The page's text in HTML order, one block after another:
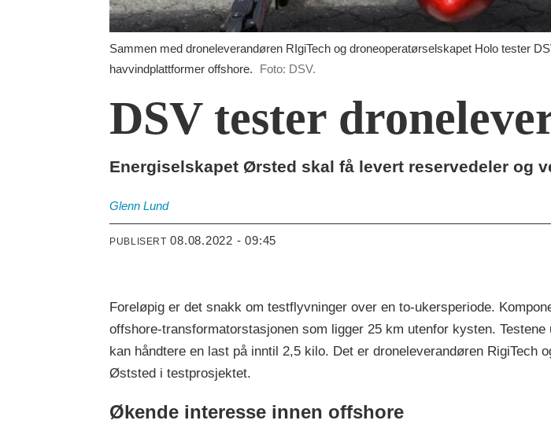
Sammen med droneleverandøren RIgiTech og droneoperatørselskapet Holo tester
havvindplattformer offshore.
Foto: DSV.
DSV tester
Energiselskapet Ørsted skal få levert reservedeler og
Glenn Lund
PUBLISERT 08.08.2022 - 09:45
Foreløpig er det snakk om testflyvninger over en to-ukersperiode.
offshore-transformatorstasjonen som ligger 25 km utenfor kysten.
kan håndtere en last på inntil 2,5 kilo. Det er droneleverandøren RigiTech
Øststed i testprosjektet.
Økende interesse innen offshore